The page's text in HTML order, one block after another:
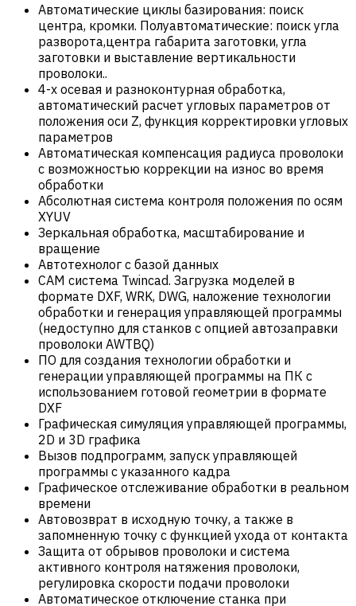
Автоматические циклы базирования: поиск
центра, кромки. Полуавтоматические: поиск угла
разворота,центра габарита заготовки, угла
заготовки и выставление вертикальности
проволоки..
4-х осевая и разноконтурная обработка,
автоматический расчет угловых параметров от
положения оси Z, функция корректировки угловых
параметров
Автоматическая компенсация радиуса проволоки
с возможностью коррекции на износ во время
обработки
Абсолютная система контроля положения по осям
XYUV
Зеркальная обработка, масштабирование и
вращение
Автотехнолог с базой данных
САM система Twincad. Загрузка моделей в
формате DXF, WRK, DWG, наложение технологии
обработки и генерация управляющей программы
(недоступно для станков с опцией автозаправки
проволоки AWTBQ)
ПО для создания технологии обработки и
генерации управляющей программы на ПК с
использованием готовой геометрии в формате
DXF
Графическая симуляция управляющей программы,
2D и 3D графика
Вызов подпрограмм, запуск управляющей
программы с указанного кадра
Графическое отслеживание обработки в реальном
времени
Автовозврат в исходную точку, а также в
запомненную точку с функцией ухода от контакта
Защита от обрывов проволоки и система
активного контроля натяжения проволоки,
регулировка скорости подачи проволоки
Автоматическое отключение станка при